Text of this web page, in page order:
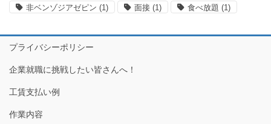
非ベンゾジアゼピン (1) 面接 (1) 食べ放題 (1)
プライバシーポリシー
企業就職に挑戦したい皆さんへ！
工賃支払い例
作業内容